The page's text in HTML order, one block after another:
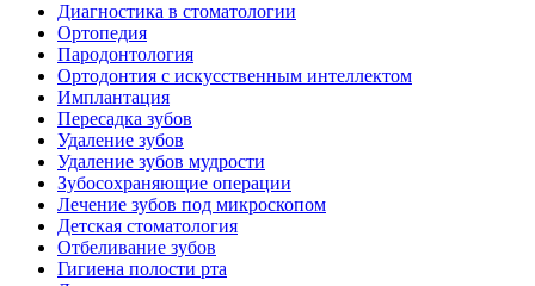
Диагностика в стоматологии
Ортопедия
Пародонтология
Ортодонтия с искусственным интеллектом
Имплантация
Пересадка зубов
Удаление зубов
Удаление зубов мудрости
Зубосохраняющие операции
Лечение зубов под микроскопом
Детская стоматология
Отбеливание зубов
Гигиена полости рта